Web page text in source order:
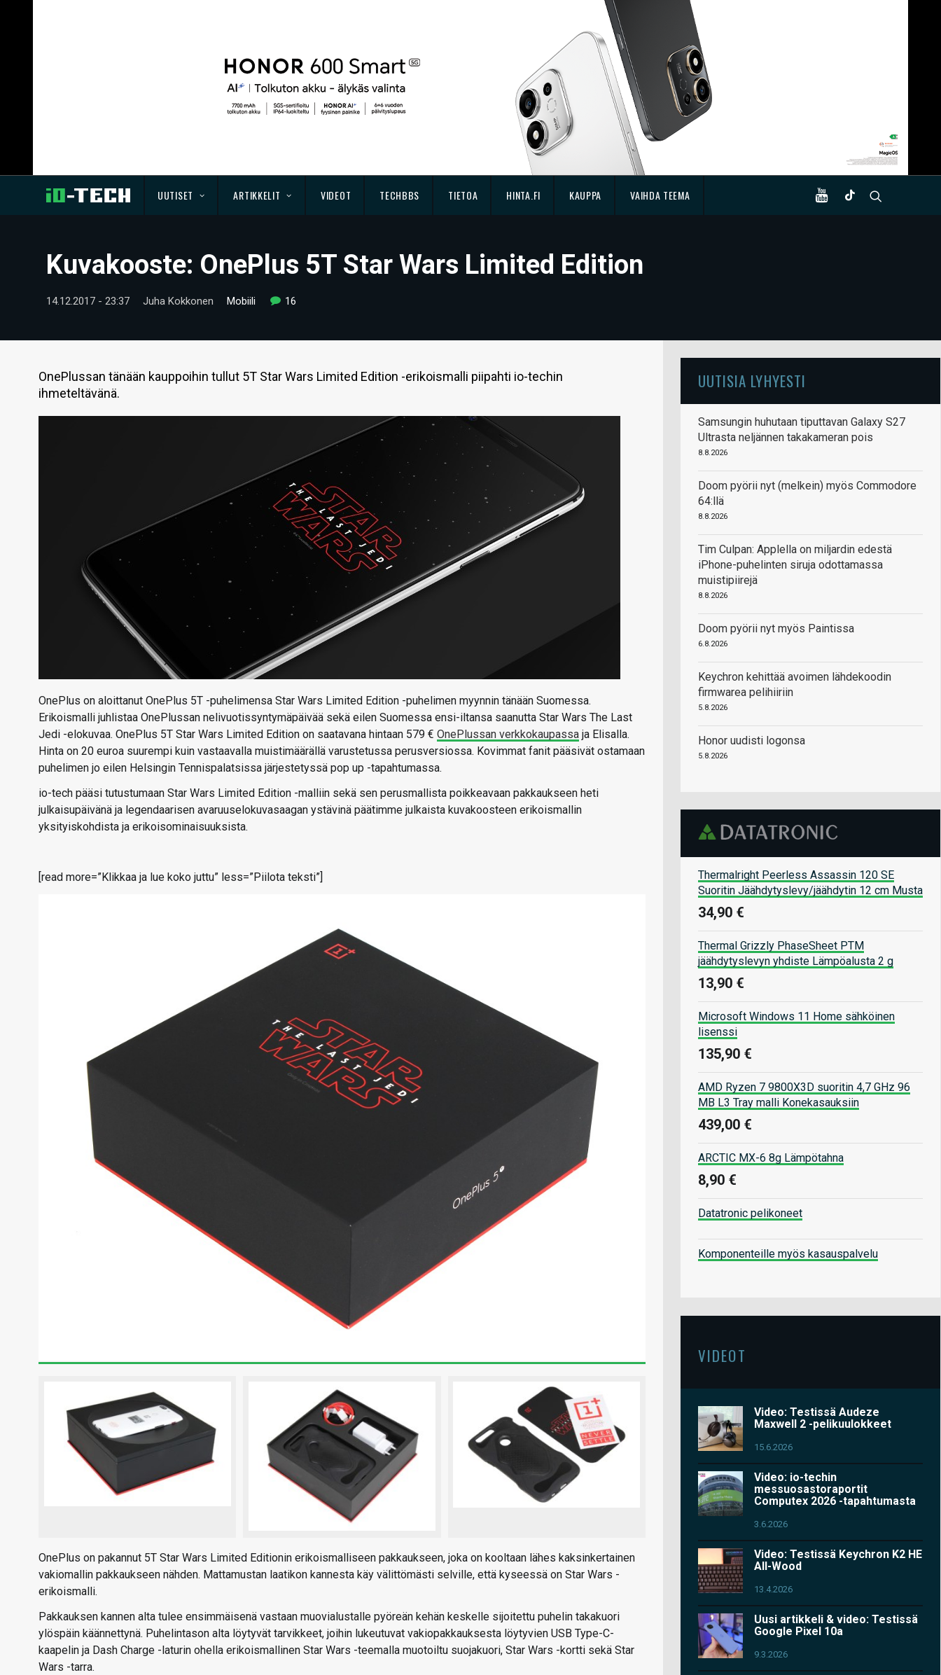
UUTISET ARTIKKELIT VIDEOT TECHBBS TIETOA HINTA.FI KAUPPA VAIHDA TEEMA
Kuvakooste: OnePlus 5T Star Wars Limited Edition
14.12.2017 - 23:37 Juha Kokkonen Mobiili 16
OnePlussan tänään kauppoihin tullut 5T Star Wars Limited Edition -erikoismalli piipahti io-techin
ihmeteltävänä.
OnePlus on aloittanut OnePlus 5T -puhelimensa Star Wars Limited Edition -puhelimen myynnin tänään Suomessa.
Erikoismalli juhlistaa OnePlussan nelivuotissyntymäpäivää sekä eilen Suomessa ensi-iltansa saanutta Star Wars The Last
Jedi -elokuvaa. OnePlus 5T Star Wars Limited Edition on saatavana hintaan 579 € OnePlussan verkkokaupassa ja Elisalla.
Hinta on 20 euroa suurempi kuin vastaavalla muistimäärällä varustetussa perusversiossa. Kovimmat fanit pääsivät ostamaan
puhelimen jo eilen Helsingin Tennispalatsissa järjestetyssä pop up -tapahtumassa.
io-tech pääsi tutustumaan Star Wars Limited Edition -malliin sekä sen perusmallista poikkeavaan pakkaukseen heti
julkaisupäivänä ja legendaarisen avaruuselokuvasaagan ystävinä päätimme julkaista kuvakoosteen erikoismallin
yksityiskohdista ja erikoisominaisuuksista.
[read more=”Klikkaa ja lue koko juttu” less=”Piilota teksti”]
OnePlus on pakannut 5T Star Wars Limited Editionin erikoismalliseen pakkaukseen, joka on kooltaan lähes kaksinkertainen
vakiomallin pakkaukseen nähden. Mattamustan laatikon kannesta käy välittömästi selville, että kyseessä on Star Wars -
erikoismalli.
Pakkauksen kannen alta tulee ensimmäisenä vastaan muovialustalle pyöreän kehän keskelle sijoitettu puhelin takakuori
ylöspäin käännettynä. Puhelintason alta löytyvät tarvikkeet, joihin lukeutuvat vakiopakkauksesta löytyvien USB Type-C-
kaapelin ja Dash Charge -laturin ohella erikoismallinen Star Wars -teemalla muotoiltu suojakuori, Star Wars -kortti sekä Star
Wars -tarra.
UUTISIA LYHYESTI
Samsungin huhutaan tiputtavan Galaxy S27
Ultrasta neljännen takakameran pois
8.8.2026
Doom pyörii nyt (melkein) myös Commodore
64:llä
8.8.2026
Tim Culpan: Applella on miljardin edestä
iPhone-puhelinten siruja odottamassa
muistipiirejä
8.8.2026
Doom pyörii nyt myös Paintissa
6.8.2026
Keychron kehittää avoimen lähdekoodin
firmwarea pelihiiriin
5.8.2026
Honor uudisti logonsa
5.8.2026
Thermalright Peerless Assassin 120 SE
Suoritin Jäähdytyslevy/jäähdytin 12 cm Musta
34,90 €
Thermal Grizzly PhaseSheet PTM
jäähdytyslevyn yhdiste Lämpöalusta 2 g
13,90 €
Microsoft Windows 11 Home sähköinen
lisenssi
135,90 €
AMD Ryzen 7 9800X3D suoritin 4,7 GHz 96
MB L3 Tray malli Konekasauksiin
439,00 €
ARCTIC MX-6 8g Lämpötahna
8,90 €
Datatronic pelikoneet
Komponenteille myös kasauspalvelu
VIDEOT
Video: Testissä Audeze
Maxwell 2 -pelikuulokkeet
15.6.2026
Video: io-techin
messuosastoraportit
Computex 2026 -tapahtumasta
3.6.2026
Video: Testissä Keychron K2 HE
All-Wood
13.4.2026
Uusi artikkeli & video: Testissä
Google Pixel 10a
9.3.2026